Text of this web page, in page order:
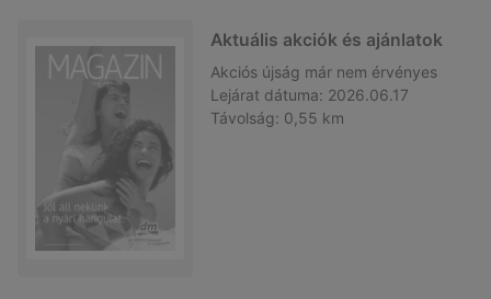
Aktuális akciók és ajánlatok
Akciós újság már nem érvényes
Lejárat dátuma: 2026.06.17
Távolság: 0,55 km